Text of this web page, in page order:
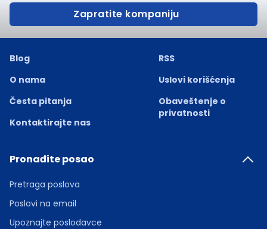
Zapratite kompaniju
Blog
O nama
Česta pitanja
Kontaktirajte nas
RSS
Uslovi korišćenja
Obaveštenje o
privatnosti
Pronađite posao
Pretraga poslova
Poslovi na email
Upoznajte poslodavce